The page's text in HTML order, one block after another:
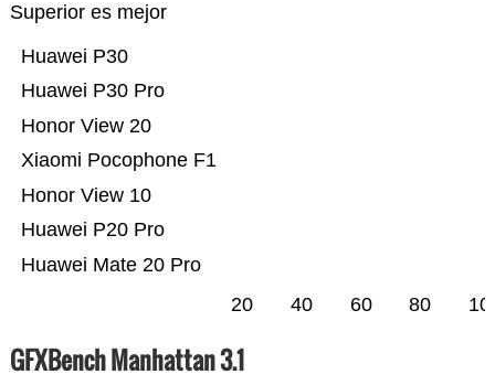
Superior es mejor
Huawei Mate 20 Pro
Huawei P20 Pro
Honor View 10
Xiaomi Pocophone F1
Honor View 20
Huawei P30 Pro
Huawei P30
20 40 60 80
GFXBench Manhattan 3.1